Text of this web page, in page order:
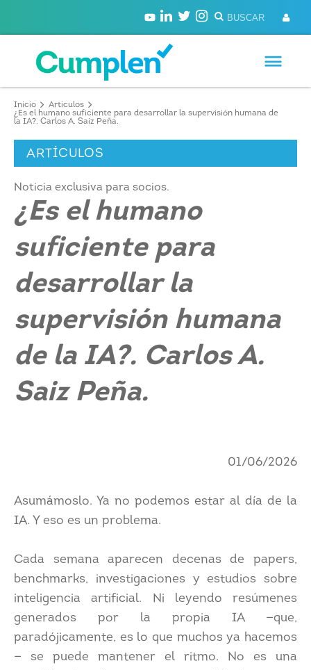
Inicio
Artículos
¿Es el humano suficiente para desarrollar la supervisión humana de
la IA?. Carlos A. Saiz Peña.
ARTÍCULOS
Noticia exclusiva para socios.
¿Es el humano
suficiente para
desarrollar la
supervisión humana
de la IA?. Carlos A.
Saiz Peña.
01/06/2026
Asumámoslo. Ya no podemos estar al día de la
IA. Y eso es un problema.
Cada semana aparecen decenas de papers,
benchmarks, investigaciones y estudios sobre
inteligencia artificial. Ni leyendo resúmenes
generados por la propia IA —que,
paradójicamente, es lo que muchos ya hacemos
— se puede mantener el ritmo. No es una